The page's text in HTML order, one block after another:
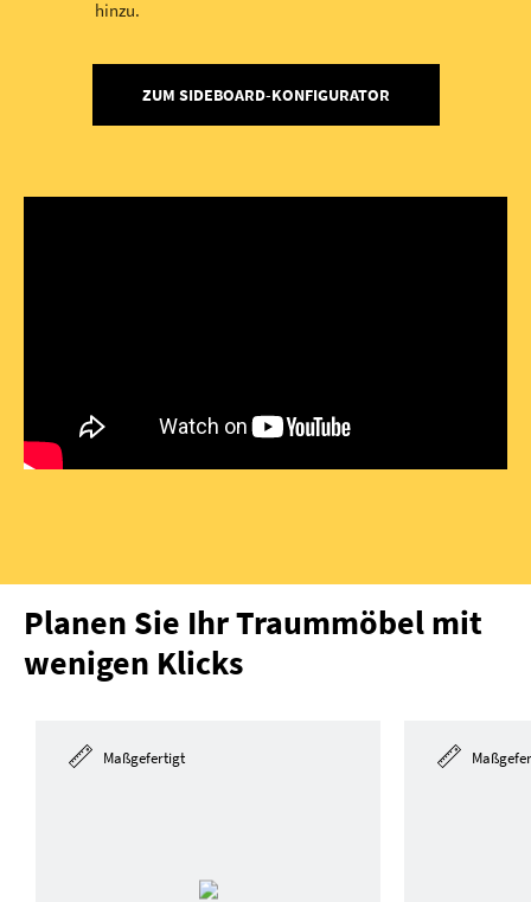
hinzu.
ZUM SIDEBOARD-KONFIGURATOR
Planen Sie Ihr Traummöbel mit
wenigen Klicks
Maßgefertigt